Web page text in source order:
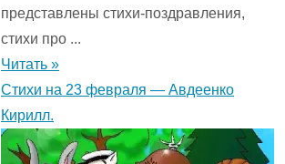
представлены стихи-поздравления,
стихи про ...
Читать »
Стихи на 23 февраля — Авдеенко
Кирилл.